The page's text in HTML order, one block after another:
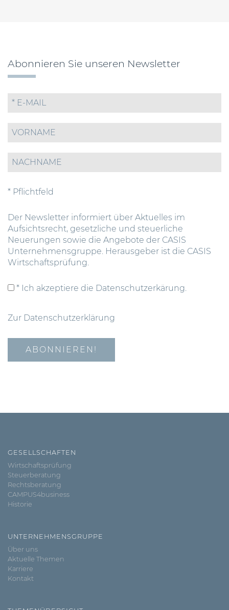
Abonnieren Sie unseren Newsletter
* Pflichtfeld
Der Newsletter informiert über Aktuelles im
Aufsichtsrecht, gesetzliche und steuerliche
Neuerungen sowie die Angebote der CASIS
Unternehmensgruppe. Herausgeber ist die CASIS
Wirtschaftsprüfung.
* Ich akzeptiere die Datenschutzerkärung.
Zur Datenschutzerklärung
GESELLSCHAFTEN
Wirtschaftsprüfung
Steuerberatung
Rechtsberatung
CAMPUS4business
Historie
UNTERNEHMENSGRUPPE
Über uns
Aktuelle Themen
Karriere
Kontakt